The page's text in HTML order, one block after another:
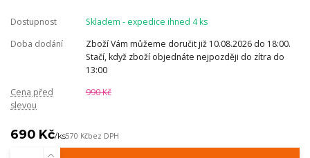
Dostupnost
Skladem - expedice ihned 4 ks
Doba dodání
Zboží Vám můžeme doručit již 10.08.2026 do 18:00.
Stačí, když zboží objednáte nejpozději do zítra do
13:00
Cena před
slevou
990 Kč
690 Kč/ks570 Kčbez DPH